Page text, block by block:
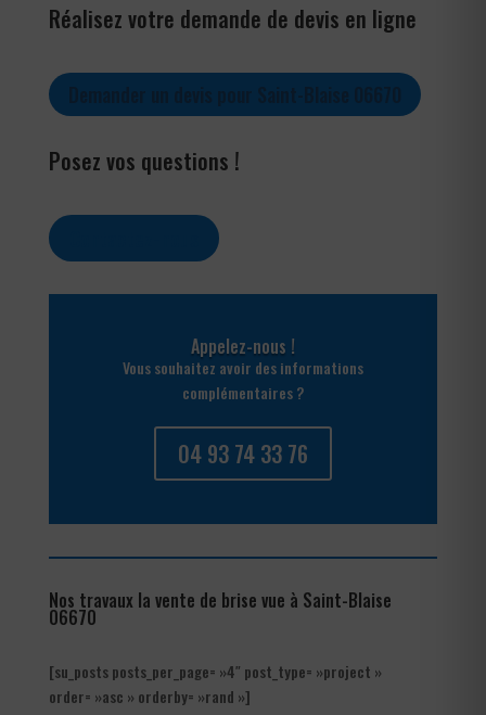
Réalisez votre demande de devis en ligne
Posez vos questions !
Appelez-nous !
Vous souhaitez avoir des informations
complémentaires ?
04 93 74 33 76
Nos travaux la vente de brise vue à Saint-Blaise
06670
[su_posts posts_per_page= »4″ post_type= »project »
order= »asc » orderby= »rand »]